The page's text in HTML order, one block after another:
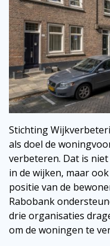
Stichting
als doel de
verbeteren. Dat is
in de wijken, maar
positie van de
Rabobank
drie organisaties
om de woningen te